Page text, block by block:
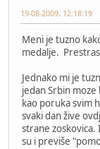
19-08-2009, 12:18:19
Meni je tuzno
medalje.
Jednako mi je
jedan Srbin
kao poruka svim
svaki dan žive
strane zoskovica.
su i previše